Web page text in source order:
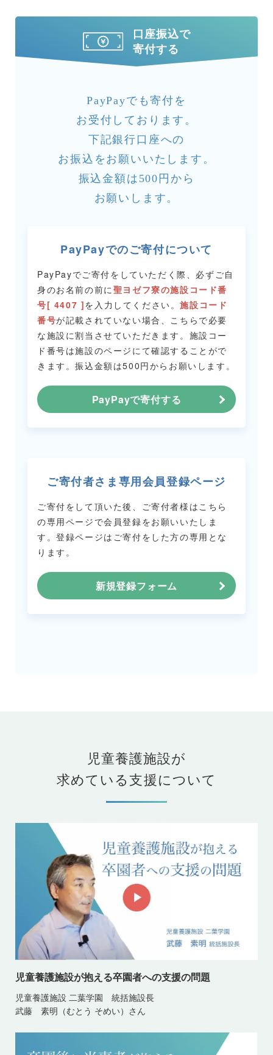
口座振込で
寄付する
PayPayでも寄付を
お受付しております。
下記銀行口座への
お振込をお願いいたします。
振込金額は500円から
お願いします。
PayPayでのご寄付について
PayPayでご寄付をしていただく際、必ずご自
身のお名前の前に聖ヨゼフ寮の施設コード番
号[ 4407 ]を入力してください。施設コード
番号が記載されていない場合、こちらで必要
な施設に割当させていただきます。 施設コー
ド番号は施設のページにて確認することがで
きます。振込金額は500円からお願いします。
PayPayで寄付する
ご寄付者さま専用会員登録ページ
ご寄付をして頂いた後、ご寄付者様はこちら
の専用ページで会員登録をお願いいたしま
す。登録ページはご寄付をした方の専用とな
ります。
新規登録フォーム
児童養護施設が
求めている支援について
児童養護施設が抱える卒園者への支援の問題
児童養護施設 二葉学園 統括施設長
武藤 素明（むとう そめい）さん